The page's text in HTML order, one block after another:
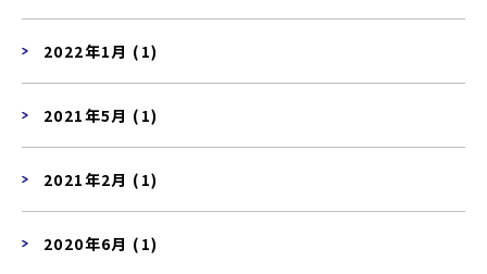
2022年1月 (1)
2021年5月 (1)
2021年2月 (1)
2020年6月 (1)